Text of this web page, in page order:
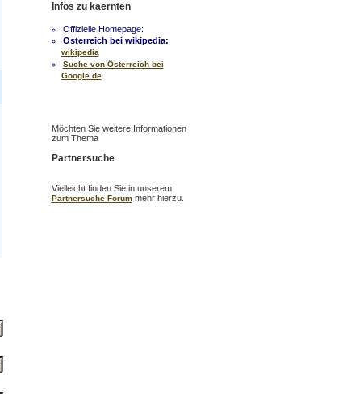
Infos zu kaernten
Offizielle Homepage:
Österreich bei wikipedia:
wikipedia
Suche von Österreich bei
Google.de
Möchten Sie weitere Informationen
zum Thema
Partnersuche
Vielleicht finden Sie in unserem
Partnersuche Forummehr hierzu.